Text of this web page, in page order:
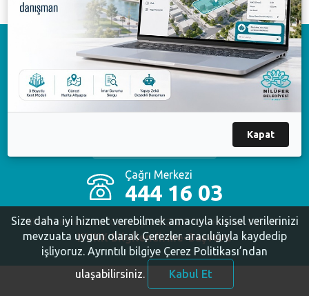
Çağrı Merkezi
444 16 03
Nilüfer Belediyesi. Copyright ©2020 Tüm Hakları Saklıdır.
KVKK Bilgilendirme-Başvuru
Download on the
App Store
Available on the
Google Play
Kapat
Size daha iyi hizmet verebilmek amacıyla kişisel verilerinizi
mevzuata uygun olarak Çerezler aracılığıyla kaydedip
işliyoruz. Ayrıntılı bilgiye Çerez Politikası’ndan
ulaşabilirsiniz.
Kabul Et